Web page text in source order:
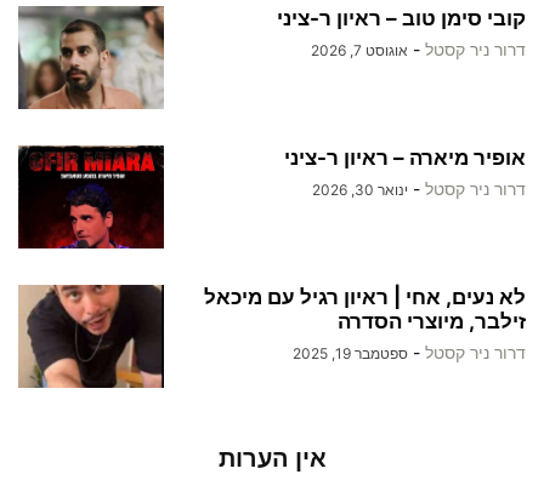
קובי סימן טוב – ראיון ר-ציני
דרור ניר קסטל - אוגוסט 7, 2026
אופיר מיארה – ראיון ר-ציני
דרור ניר קסטל - ינואר 30, 2026
לא נעים, אחי | ראיון רגיל עם מיכאל
זילבר, מיוצרי הסדרה
דרור ניר קסטל - ספטמבר 19, 2025
אין הערות